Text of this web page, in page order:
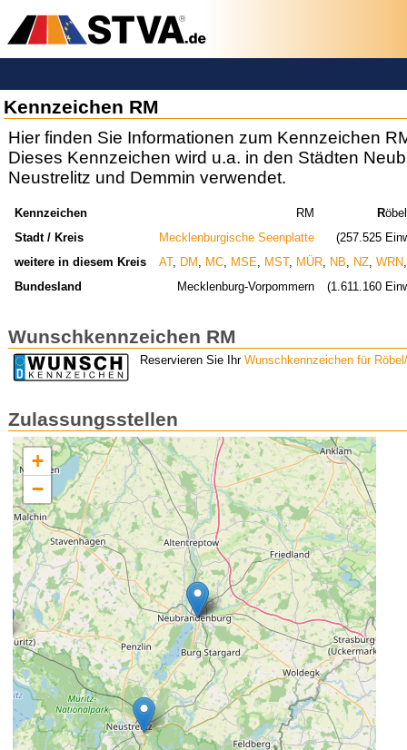
Kennzeichen RM
Hier finden Sie Informationen zum Kennzeichen
Dieses Kennzeichen wird u.a. in den Städten
Neustrelitz und Demmin verwendet.
Kennzeichen RM R
Stadt / Kreis
Mecklenburgische Seenplatte
(257.525
weitere in diesem Kreis
AT, DM MC, MSE MST, MÜR, NB NZ, WRN,
Bundesland
Mecklenburg-Vorpommern (1.611.160
Wunschkennzeichen RM
Reservieren Sie Ihr Wunschkennzeichen für
Zulassungsstellen
+
−